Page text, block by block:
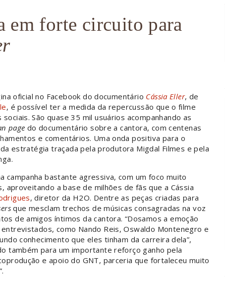
em forte circuito para
oficial no Facebook do documentário Cássia Eller, de
, é possível ter a medida da repercussão que o filme
São quase 35 mil usuários acompanhando as
page do documentário sobre a cantora, com centenas
e comentários. Uma onda positiva para o
estratégia traçada pela produtora Migdal Filmes e pela
campanha bastante agressiva, com um foco muito
aproveitando a base de milhões de fãs que a Cássia
, diretor da H2O. Dentre as peças criadas para
que mesclam trechos de músicas consagradas na voz
de amigos íntimos da cantora. “Dosamos a emoção
como Nando Reis, Oswaldo Montenegro e
conhecimento que eles tinham da carreira dela”,
também para um importante reforço ganho pela
e apoio do GNT, parceria que fortaleceu muito